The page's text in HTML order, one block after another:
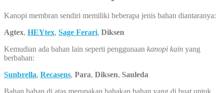
Kanopi membran sendiri memiliki beberapa jenis bahan diantaranya:
Agtex, HEYtex, Sage Ferari, Diksen
Kemudian ada bahan lain seperti penggunaan kanopi kain yang
berbahan:
Sunbrella, Recasens, Para, Diksen, Sauleda